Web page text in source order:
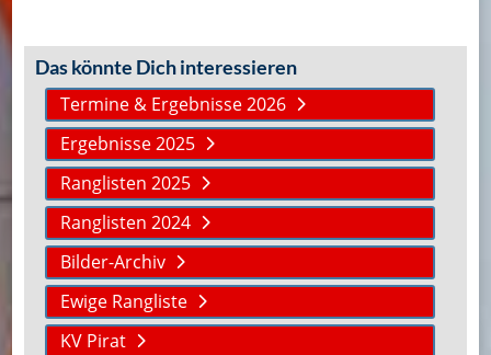
Das könnte Dich interessieren
Termine & Ergebnisse 2026
Ergebnisse 2025
Ranglisten 2025
Ranglisten 2024
Bilder-Archiv
Ewige Rangliste
KV Pirat